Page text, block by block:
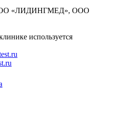
«ЛИДИНГМЕД», ООО
используется